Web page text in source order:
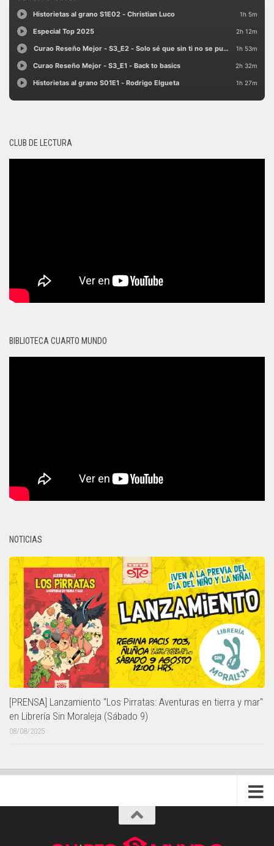
CLUB DE LECTURA
BIBLIOTECA CUARTO MUNDO
NOTICIAS
[PRENSA] Lanzamiento "Los Pirratas: Aventuras en tierra y mar"
en Librería Sin Moraleja (Sábado 9)
08/08/2025